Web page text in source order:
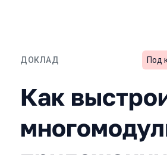
ДОКЛАД
Как
Под
Как